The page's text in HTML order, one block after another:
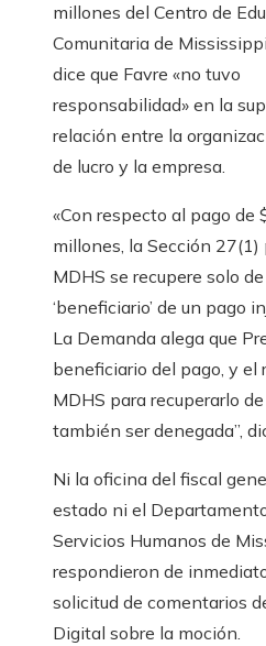
millones del Centro de
Comunitaria de
dice que Favre «no tuvo
responsabilidad» en la
relación entre la
de lucro y la empresa.
«Con respecto al pago de
millones, la Sección 27(1)
MDHS se recupere solo
‘beneficiario’ de un pago
La Demanda alega que
beneficiario del pago, y el
MDHS para recuperarlo
también ser denegada”,
Ni la oficina del fiscal
estado ni el
Servicios Humanos de
respondieron de
solicitud de comentarios
Digital sobre la moción.